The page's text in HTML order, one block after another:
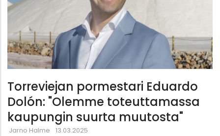
Torreviejan pormestari Eduardo
Dolón: "Olemme toteuttamassa
kaupungin suurta muutosta"
Jarno Halme 13.03.2025